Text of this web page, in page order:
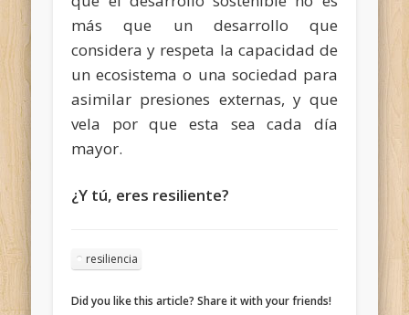
más que un desarrollo que
considera y respeta la capacidad de
un ecosistema o una sociedad para
asimilar presiones externas, y que
vela por que esta sea cada día
mayor.
¿Y tú, eres resiliente?
resiliencia
Did you like this article? Share it with your friends!